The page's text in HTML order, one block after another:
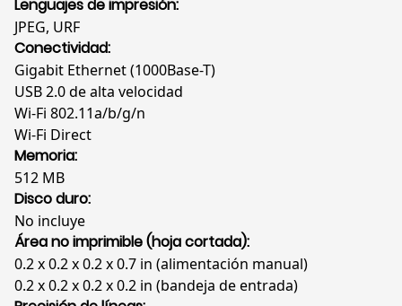
Lenguajes de impresión:
JPEG, URF
Conectividad:
Gigabit Ethernet (1000Base-T)
USB 2.0 de alta velocidad
Wi-Fi 802.11a/b/g/n
Wi-Fi Direct
Memoria:
512 MB
Disco duro:
No incluye
Área no imprimible (hoja cortada):
0.2 x 0.2 x 0.2 x 0.7 in (alimentación manual)
0.2 x 0.2 x 0.2 x 0.2 in (bandeja de entrada)